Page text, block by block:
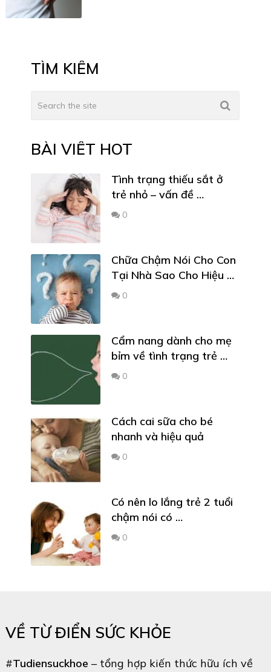
TÌM KIẾM
BÀI VIẾT HOT
Tình trạng thiếu sắt ở
trẻ nhỏ – vấn đề …
0
Chữa Chậm Nói Cho Con
Tại Nhà Sao Cho Hiệu …
0
Cẩm nang dành cho mẹ
bỉm về tình trạng trẻ …
0
Cách cai sữa cho bé
nhanh và hiệu quả
0
Có nên lo lắng trẻ 2 tuổi
chậm nói có …
0
VỀ TỪ ĐIỂN SỨC KHỎE
#Tudiensuckhoe – tổng hợp kiến thức hữu ích về